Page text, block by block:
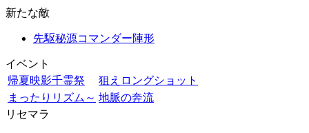
新たな敵
先駆秘源コマンダー陣形
イベント
帰夏映影千霊祭
狙えロングショット
まったりリズム～ 地脈の奔流
リセマラ